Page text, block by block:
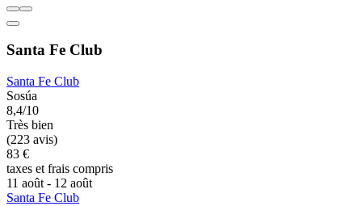
Santa Fe Club
Santa Fe Club
Sosúa
8,4/10
Très bien
(223 avis)
83 €
taxes et frais compris
11 août - 12 août
Santa Fe Club